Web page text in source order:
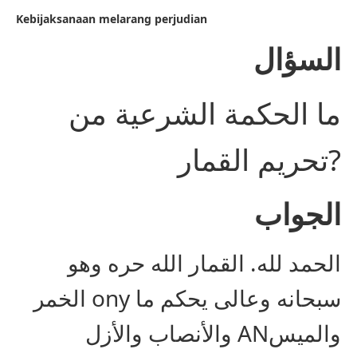
Kebijaksanaan melarang perjudian
السؤال
ما الحكمة الشرعية من
تحريم القمار?
الجواب
الحمد لله. القمار الله حره وهو
سبحانه وعالى يحكم ما ony الخمر
والميسAN والأنصاب والأزل